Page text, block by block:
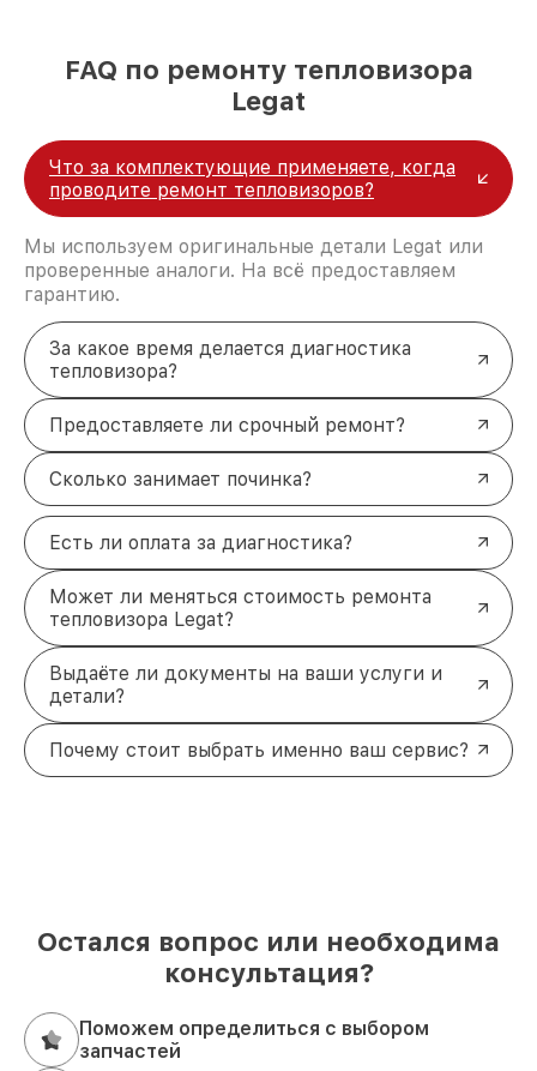
FAQ по ремонту тепловизора
Legat
Что за комплектующие применяете, когда
проводите ремонт тепловизоров?
Мы используем оригинальные детали Legat или
проверенные аналоги. На всё предоставляем
гарантию.
За какое время делается диагностика
тепловизора?
Предоставляете ли срочный ремонт?
Сколько занимает починка?
Есть ли оплата за диагностика?
Может ли меняться стоимость ремонта
тепловизора Legat?
Выдаёте ли документы на ваши услуги и
детали?
Почему стоит выбрать именно ваш сервис?
Остался вопрос или необходима
консультация?
Поможем определиться с выбором
запчастей